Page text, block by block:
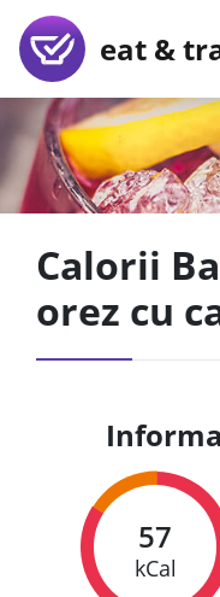
eat &
Calorii
orez cu
57
kCal